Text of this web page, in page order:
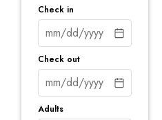
Check in
Check out
Adults